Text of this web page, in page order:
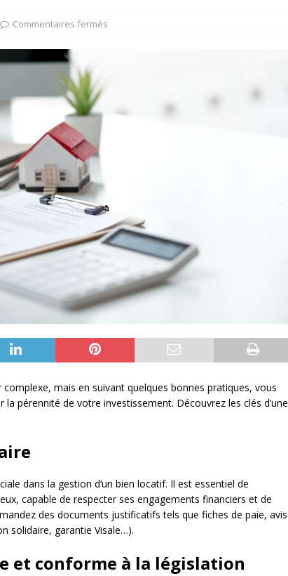
Commentaires fermés
mais en suivant quelques bonnes pratiques, vous
pérennité de votre investissement. Découvrez les clés d’une
dans la gestion d’un bien locatif. Il est essentiel de
capable de respecter ses engagements financiers et de
des documents justificatifs tels que fiches de paie, avis
solidaire, garantie Visale…).
et conforme à la législation